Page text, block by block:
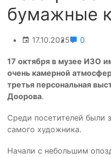
бумажные
17.10.2025 0
17 октября в музее ИЗО
очень камерной
третья персональная
Доорова.
Среди посетителей были
самого художника.
Начали с небольшим